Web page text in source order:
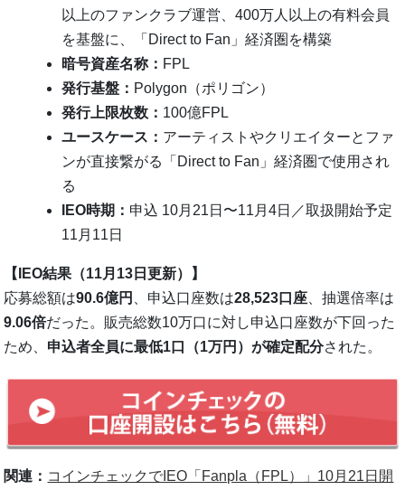
以上のファンクラブ運営、400万人以上の有料会員
を基盤に、「Direct to Fan」経済圏を構築
暗号資産名称： FPL
発行基盤： Polygon（ポリゴン）
発行上限枚数： 100億FPL
ユースケース： アーティストやクリエイターとファ
ンが直接繋がる「Direct to Fan」経済圏で使用され
る
IEO時期： 申込 10月21日〜11月4日／取扱開始予定
11月11日
【IEO結果（11月13日更新）】
応募総額は90.6億円 、申込口座数は28,523口座 、抽選倍率は
9.06倍だった。販売総数10万口に対し申込口座数が下回った
ため、 申込者全員に最低1口（1万円）が確定配分された。
関連： コインチェックでIEO「Fanpla（FPL）」10月21日開